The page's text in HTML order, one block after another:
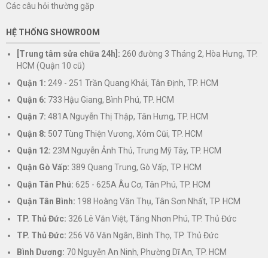
Các câu hỏi thường gặp
HỆ THỐNG SHOWROOM
[Trung tâm sửa chữa 24h]: 260 đường 3 Tháng 2, Hòa Hưng, TP.
HCM (Quận 10 cũ)
Quận 1: 249 - 251 Trần Quang Khải, Tân Định, TP. HCM
Quận 6: 733 Hậu Giang, Bình Phú, TP. HCM
Quận 7: 481A Nguyễn Thị Thập, Tân Hưng, TP. HCM
Quận 8: 507 Tùng Thiện Vương, Xóm Cũi, TP. HCM
Quận 12: 23M Nguyễn Ảnh Thủ, Trung Mỹ Tây, TP. HCM
Quận Gò Vấp: 389 Quang Trung, Gò Vấp, TP. HCM
Quận Tân Phú: 625 - 625A Âu Cơ, Tân Phú, TP. HCM
Quận Tân Bình: 198 Hoàng Văn Thụ, Tân Sơn Nhất, TP. HCM
TP. Thủ Đức: 326 Lê Văn Việt, Tăng Nhơn Phú, TP. Thủ Đức
TP. Thủ Đức: 256 Võ Văn Ngân, Bình Thọ, TP. Thủ Đức
Bình Dương: 70 Nguyễn An Ninh, Phường Dĩ An, TP. HCM